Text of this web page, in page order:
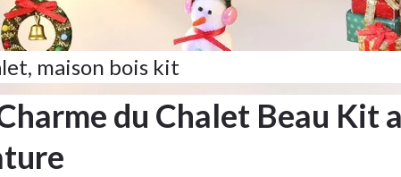
, maison bois kit
du Chalet Beau Kit